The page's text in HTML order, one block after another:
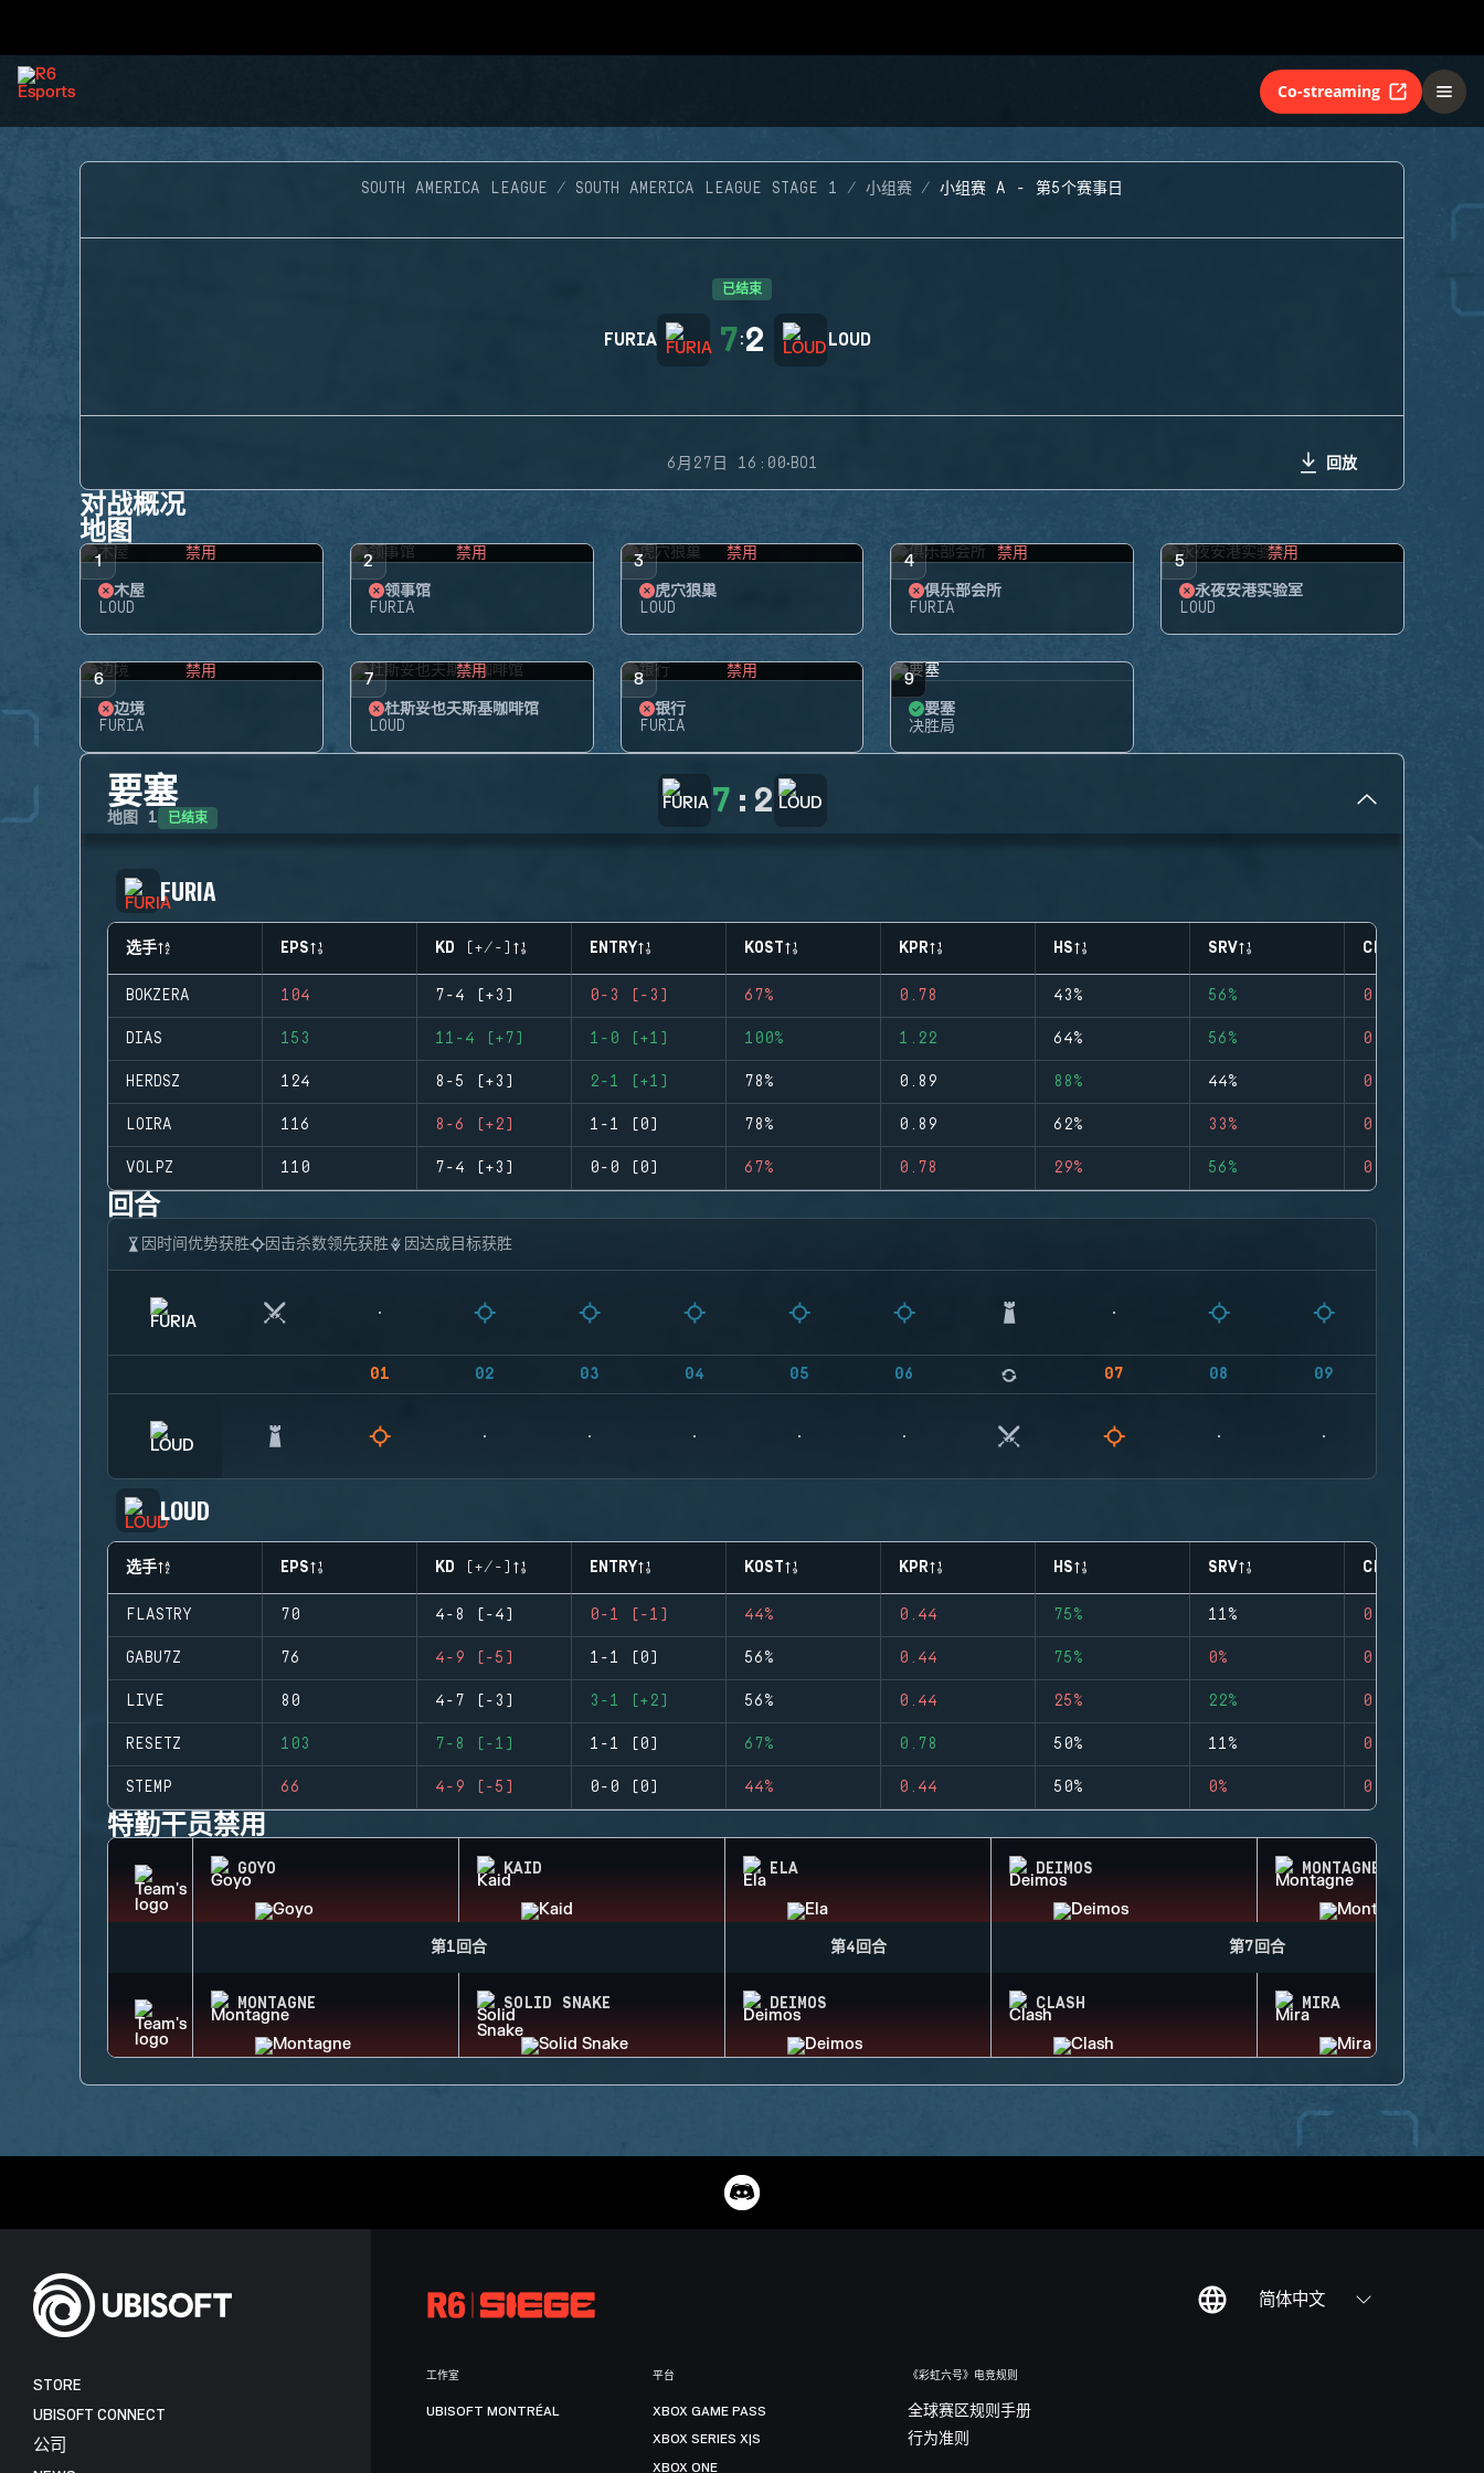
Co-streaming
SOUTH AMERICA LEAGUE SOUTH AMERICA LEAGUE STAGE 1 小组赛 小组赛 A - 第5个赛事日
已结束
FURIA 7:2 LOUD
6月27日 16:00·BO1 回放
对战概况
地图
1 禁用
木屋
LOUD
2 禁用
领事馆
FURIA
3 禁用
虎穴狼巢
LOUD
4 禁用
俱乐部会所
FURIA
5 禁用
永夜安港实验室
LOUD
6 禁用
边境
FURIA
7 禁用
杜斯妥也夫斯基咖啡馆
LOUD
8 禁用
银行
FURIA
9
要塞
决胜局
要塞
地图 1 已结束 7 : 2
FURIA
选手 EPS KD (+/-) ENTRY KOST KPR HS SRV CLUTCHES
BOKZERA 104 7-4 (+3) 0-3 (-3) 67% 0.78 43% 56% 0
DIAS 153 11-4 (+7) 1-0 (+1) 100% 1.22 64% 56% 0
HERDSZ 124 8-5 (+3) 2-1 (+1) 78% 0.89 88% 44% 0
LOIRA 116 8-6 (+2) 1-1 (0) 78% 0.89 62% 33% 0
VOLPZ 110 7-4 (+3) 0-0 (0) 67% 0.78 29% 56% 0
回合
因时间优势获胜 因击杀数领先获胜 因达成目标获胜
01 02 03 04 05 06 07 08 09
LOUD
选手 EPS KD (+/-) ENTRY KOST KPR HS SRV CLUTCHES
FLASTRY 70 4-8 (-4) 0-1 (-1) 44% 0.44 75% 11% 0
GABU7Z 76 4-9 (-5) 1-1 (0) 56% 0.44 75% 0% 0
LIVE 80 4-7 (-3) 3-1 (+2) 56% 0.44 25% 22% 0
RESETZ 103 7-8 (-1) 1-1 (0) 67% 0.78 50% 11% 0
STEMP 66 4-9 (-5) 0-0 (0) 44% 0.44 50% 0% 0
特勤干员禁用
GOYO KAID ELA DEIMOS MONTAGNE
第1回合 第4回合 第7回合
MONTAGNE SOLID SNAKE DEIMOS CLASH MIRA
简体中文
STORE
UBISOFT CONNECT
公司
工作室
UBISOFT MONTRÉAL
平台
XBOX GAME PASS
XBOX SERIES X|S
XBOX ONE
《彩虹六号》电竞规则
全球赛区规则手册
行为准则